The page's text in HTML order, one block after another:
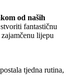
od naših
stvoriti fantastičnu
lijepu
tjedna rutina,